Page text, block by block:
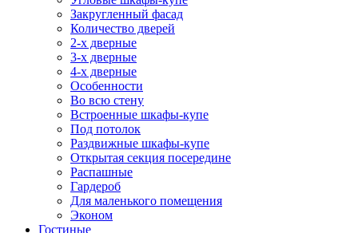
Закругленный фасад
Количество дверей
2-х дверные
3-х дверные
4-х дверные
Особенности
Во всю стену
Встроенные шкафы-купе
Под потолок
Раздвижные шкафы-купе
Открытая секция посередине
Распашные
Гардероб
Для маленького помещения
Эконом
Гостиные